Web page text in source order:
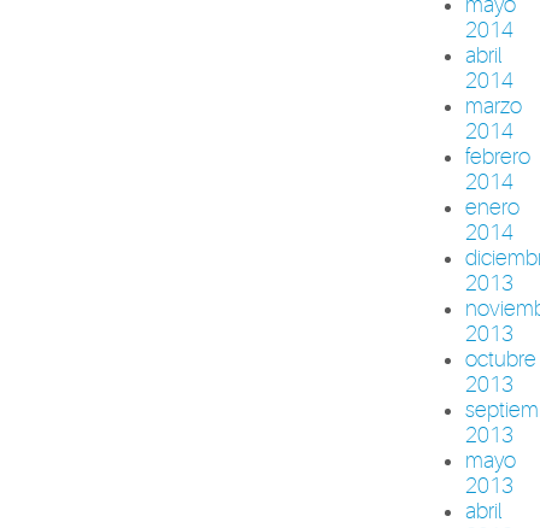
2014
abril
2014
marzo
2014
febrero
2014
enero
2014
2013
2013
octubre
2013
2013
mayo
2013
abril